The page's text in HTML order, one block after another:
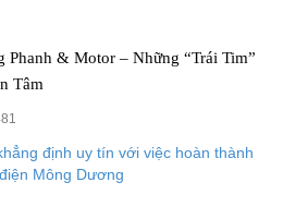
Phanh & Motor – Những “Trái Tim”
Tâm